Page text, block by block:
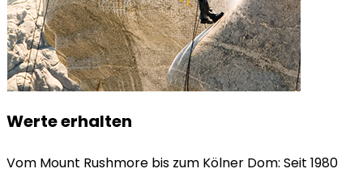
Werte erhalten
Vom Mount Rushmore bis zum Kölner Dom: Seit 1980